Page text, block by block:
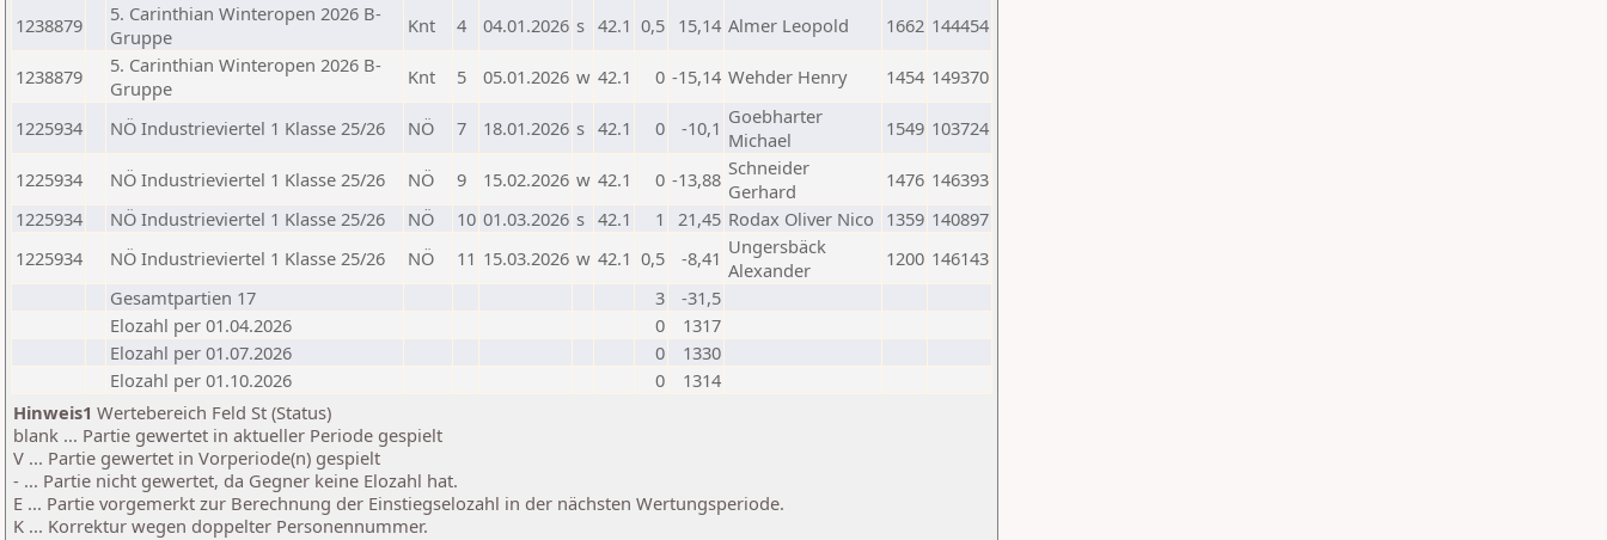
1238879
5. Carinthian Winteropen 2026 B-
Gruppe
Knt 4 04.01.2026 s 42.1 0,5 15,14 Almer Leopold 1662 144454
1238879
5. Carinthian Winteropen 2026 B-
Gruppe
Knt 5 05.01.2026 w 42.1 0 -15,14 Wehder Henry 1454 149370
1225934 NÖ Industrieviertel 1 Klasse 25/26 NÖ 7 18.01.2026 s 42.1 0 -10,1 Goebharter
Michael
1549 103724
1225934 NÖ Industrieviertel 1 Klasse 25/26 NÖ 9 15.02.2026 w 42.1 0 -13,88 Schneider
Gerhard
1476 146393
1225934
NÖ Industrieviertel 1 Klasse 25/26 NÖ 10 01.03.2026 s 42.1 1 21,45 Rodax Oliver Nico 1359 140897
1225934
NÖ Industrieviertel 1 Klasse 25/26 NÖ 11 15.03.2026 w 42.1 0,5 -8,41 Ungersbäck
Alexander
1200 146143
Gesamtpartien 17
3
-31,5
Elozahl per 01.04.2026
0
1317
Elozahl per 01.07.2026
0
1330
Elozahl per 01.10.2026
0
1314
Hinweis1 Wertebereich Feld St (Status)
blank ... Partie gewertet in aktueller Periode gespielt
V ... Partie gewertet in Vorperiode(n) gespielt
- ... Partie nicht gewertet, da Gegner keine Elozahl hat.
E ... Partie vorgemerkt zur Berechnung der Einstiegselozahl in der nächsten Wertungsperiode.
K ... Korrektur wegen doppelter Personennummer.